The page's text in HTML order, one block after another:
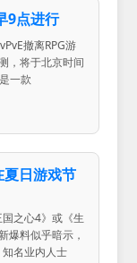
9点进行
撤离RPG游
，将于北京时间
一款
夏日游戏节
之心4》或《生
爆料似乎暗示，
名业内人士